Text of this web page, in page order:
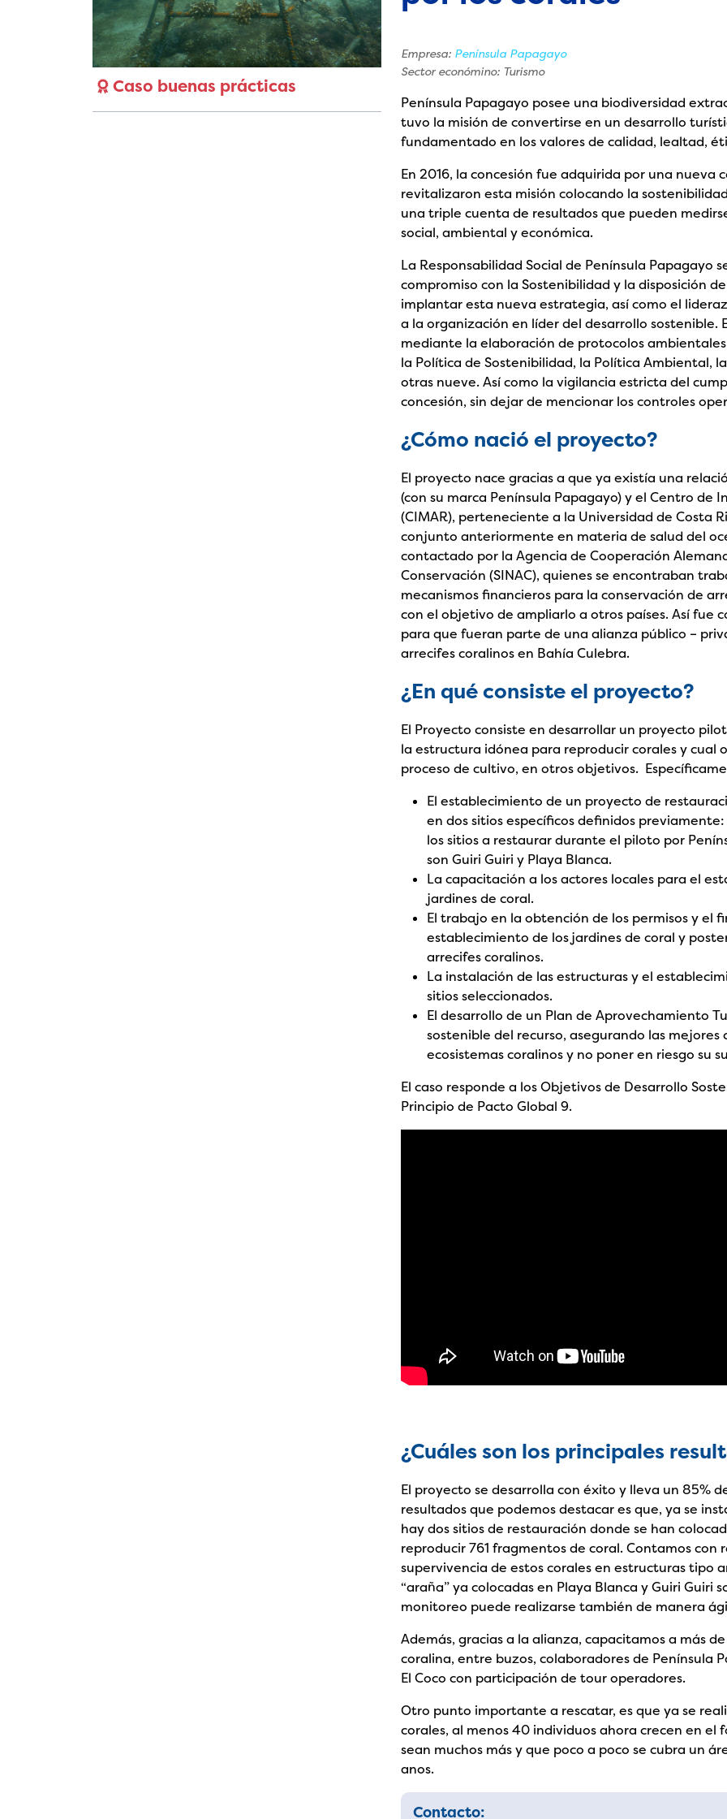
Caso buenas prácticas
Empresa: Península Papagayo
Sector económino: Turismo
Península Papagayo posee una biodiversidad
tuvo la misión de convertirse en un desarrollo
fundamentado en los valores de calidad, lealtad,
En 2016, la concesión fue adquirida por una nueva
revitalizaron esta misión colocando la
una triple cuenta de resultados que pueden
social, ambiental y económica.
La Responsabilidad Social de Península Papagayo
compromiso con la Sostenibilidad y la disposición
implantar esta nueva estrategia, así como el
a la organización en líder del desarrollo sostenible.
mediante la elaboración de protocolos
la Política de Sostenibilidad, la Política Ambiental,
otras nueve. Así como la vigilancia estricta del
concesión, sin dejar de mencionar los controles
¿Cómo nació el proyecto?
El proyecto nace gracias a que ya existía una
(con su marca Península Papagayo) y el Centro de
(CIMAR), perteneciente a la Universidad de Costa
conjunto anteriormente en materia de salud del
contactado por la Agencia de Cooperación
Conservación (SINAC), quienes se encontraban
mecanismos financieros para la conservación de
con el objetivo de ampliarlo a otros países. Así fue
para que fueran parte de una alianza público –
arrecifes coralinos en Bahía Culebra.
¿En qué consiste el proyecto?
El Proyecto consiste en desarrollar un proyecto
la estructura idónea para reproducir corales y cual
proceso de cultivo, en otros objetivos.
El establecimiento de un proyecto de
en dos sitios específicos definidos
los sitios a restaurar durante el piloto por
son Guiri Guiri y Playa Blanca.
La capacitación a los actores locales para el
jardines de coral.
El trabajo en la obtención de los permisos y el
establecimiento de los jardines de coral y
arrecifes coralinos.
La instalación de las estructuras y el
sitios seleccionados.
El desarrollo de un Plan de Aprovechamiento
sostenible del recurso, asegurando las
ecosistemas coralinos y no poner en riesgo su
El caso responde a los Objetivos de Desarrollo
Principio de Pacto Global 9.
¿Cuáles son los principales
El proyecto se desarrolla con éxito y lleva un 85%
resultados que podemos destacar es que, ya se
hay dos sitios de restauración donde se han
reproducir 761 fragmentos de coral. Contamos
supervivencia de estos corales en estructuras tipo
“araña” ya colocadas en Playa Blanca y Guiri Guiri
monitoreo puede realizarse también de manera
Además, gracias a la alianza, capacitamos a más
coralina, entre buzos, colaboradores de Península
El Coco con participación de tour operadores.
Otro punto importante a rescatar, es que ya se
corales, al menos 40 individuos ahora crecen en el
sean muchos más y que poco a poco se cubra un
anos.
Contacto: